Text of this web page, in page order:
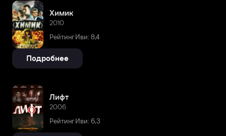
Химик
2010
Рейтинг Иви: 8,4
Подробнее
Лифт
2006
Рейтинг Иви: 6,3